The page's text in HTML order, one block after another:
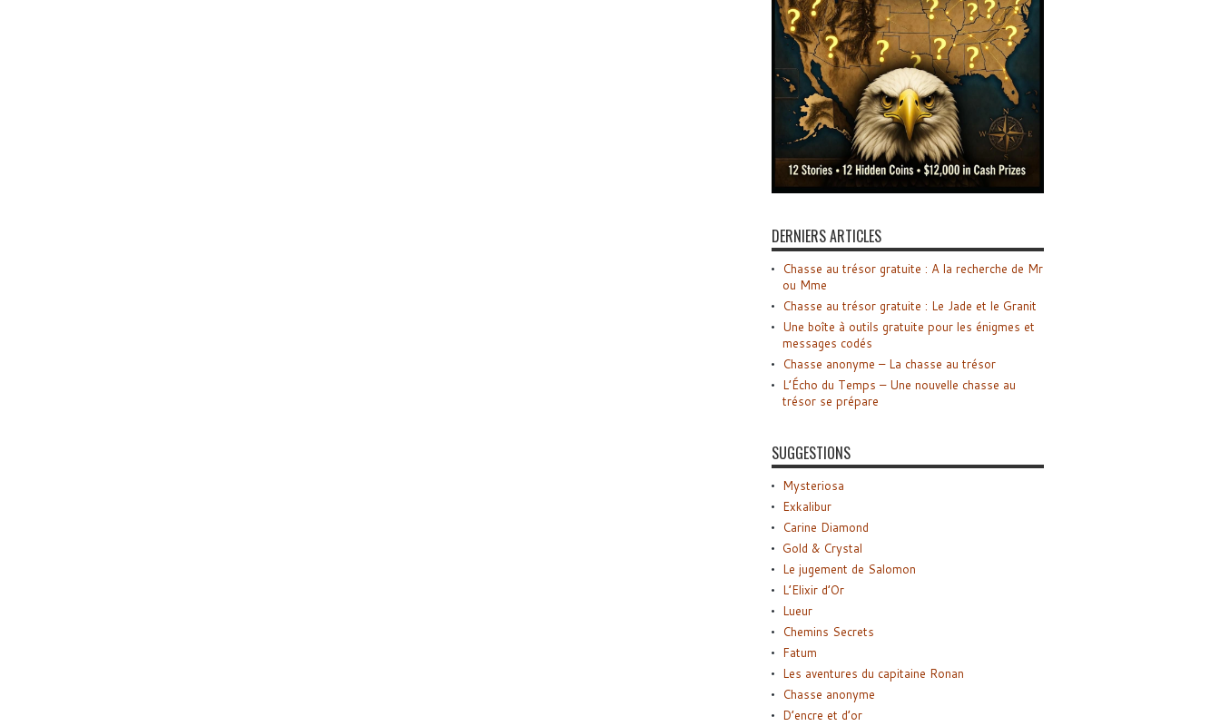
DERNIERS ARTICLES
Chasse au trésor gratuite : A la recherche de Mr
ou Mme
Chasse au trésor gratuite : Le Jade et le Granit
Une boîte à outils gratuite pour les énigmes et
messages codés
Chasse anonyme – La chasse au trésor
L’Écho du Temps – Une nouvelle chasse au
trésor se prépare
SUGGESTIONS
Mysteriosa
Exkalibur
Carine Diamond
Gold & Crystal
Le jugement de Salomon
L’Elixir d’Or
Lueur
Chemins Secrets
Fatum
Les aventures du capitaine Ronan
Chasse anonyme
D’encre et d’or